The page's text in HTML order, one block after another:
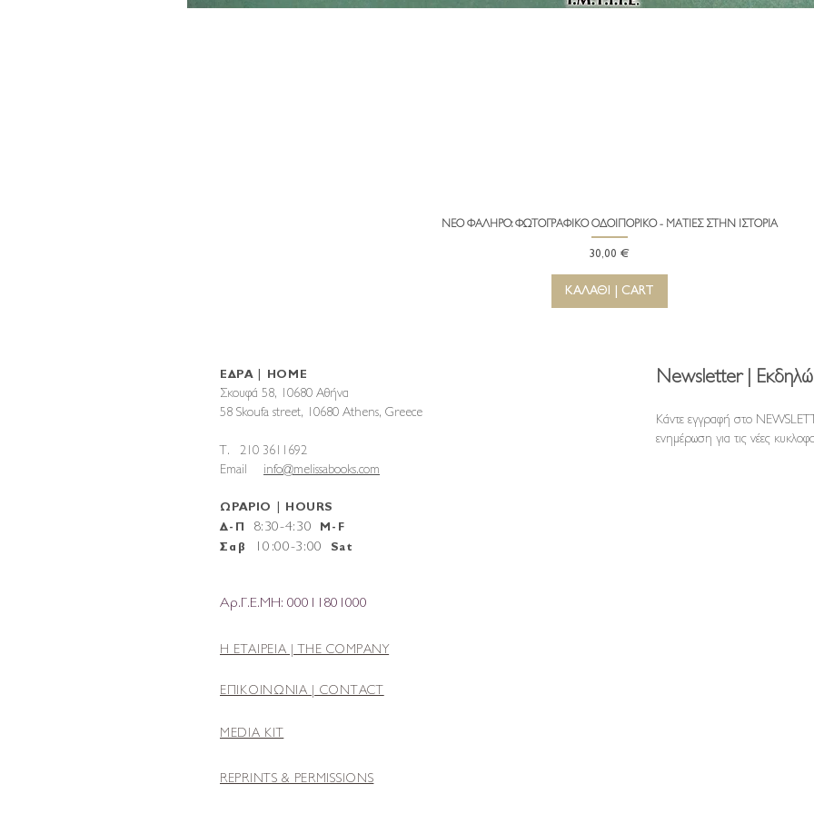
Γρήγορη προβολή
ΝΕΟ ΦΑΛΗΡΟ: ΦΩΤΟΓΡΑΦΙΚΟ ΟΔΟΙΠΟΡΙΚΟ - ΜΑΤΙΕΣ ΣΤΗΝ ΙΣΤΟΡΙΑ
Τιμή
30,00 €
ΚΑΛΑΘΙ | CART
ΕΔΡΑ | HOME
Σκουφά 58, 10680 Αθήνα
58 Skoufa street, 10680 Athens, Greece
T. 210 3611692
Email info@melissabooks.com
ΩΡΑΡΙΟ | HOURS
Δ-Π
8:30-4:30 M-F
Σαβ
10 :00-3:00 Sat
Αρ.Γ.Ε.ΜΗ: 00011801000
Η ΕΤΑΙΡΕΙΑ | THE COMPANY
ΕΠΙΚΟΙΝΩΝΙΑ | CONTACT
MEDIA KIT
REPRINTS & PERMISSIONS
Newsletter |
Κάντε εγγραφή στο
ενημέρωση για τις νέες